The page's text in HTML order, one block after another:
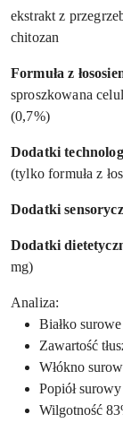
ekstrakt z
chitozan
Formuła z
sproszkowana
(0,7%)
Dodatki
(tylko formuła z
Dodatki
Dodatki
mg)
Analiza:
Białko
Zawartość
Włókno
Popiół
Wilgotność